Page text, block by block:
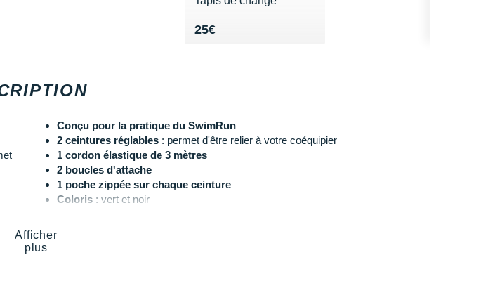
Conçu pour la pratique du SwimRun
2 ceintures réglables: permet d'être relier à votre coéquipier
1 cordon élastique de 3 mètres
2 boucles d'attache
1 poche zippée sur chaque ceinture
Coloris: vert et noir
Les autres produits
Afficher
plus
25€
Vendu 25€